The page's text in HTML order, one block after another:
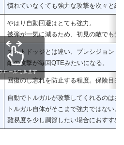
慣れていなくても強力な攻撃を次々と繰
やはり自動回避はとても強力。
被弾が一気に減るため、初見の敵でも安
オートドッジとは違い、プレシジョンド
敵の攻撃が毎回QTEみたいになる。
回復のし忘れを防止する程度。保険目的
自動でトルガルが攻撃してくれるのはあ
トルガル自体がそこまで強力ではない。
難易度を少し調節したい場合におすすめ
ロールできます